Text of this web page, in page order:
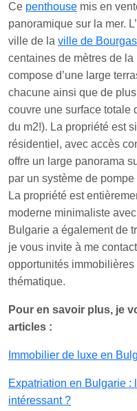
Ce penthouse mis en
panoramique sur la mer.
ville de la ville de Bourgas
centaines de mètres de
compose d’une large
chacune ainsi que de
couvre une surface totale
du m2!). La propriété est
résidentiel, avec accès
offre un large panorama
par un système de
La propriété est
moderne minimaliste
Bulgarie a également de
je vous invite à me
opportunités
thématique.
Pour en savoir plus, je
articles :
Immobilier de luxe en
Expatriation en Bulgarie :
intéressant ?